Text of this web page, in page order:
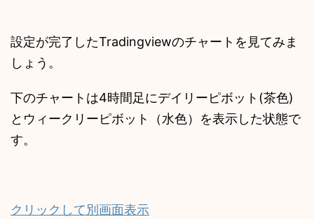
設定が完了したTradingviewのチャートを見てみま
しょう。
下のチャートは4時間足にデイリーピボット(茶色)
とウィークリーピボット（水色）を表示した状態で
す。
クリックして別画面表示